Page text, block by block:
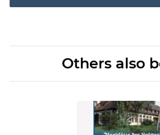
Others also